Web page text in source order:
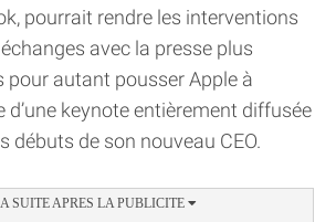
pourrait rendre les interventions
avec la presse plus
pour autant pousser Apple à
d’une keynote entièrement diffusée
débuts de son nouveau CEO.